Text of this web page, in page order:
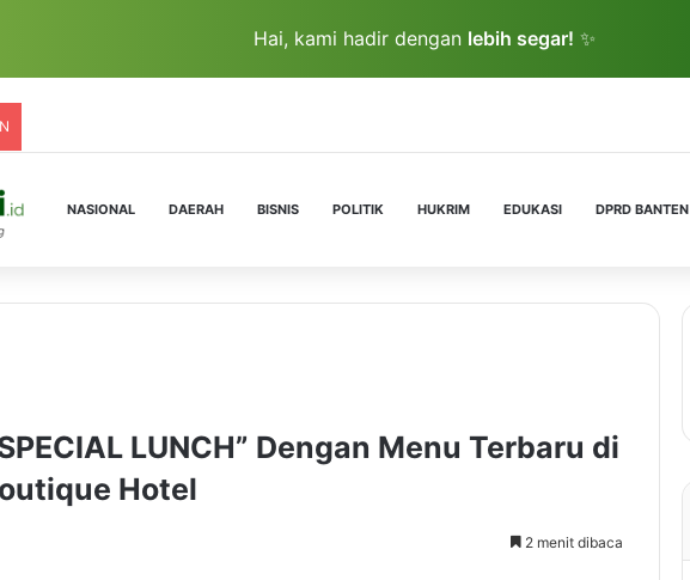
Hai, kami hadir dengan lebih segar! ✨
NASIONAL DAERAH BISNIS POLITIK HUKRIM EDUKASI DPRD BANTEN
LUNCH” Dengan Menu Terbaru di
Hotel
2 menit dibaca